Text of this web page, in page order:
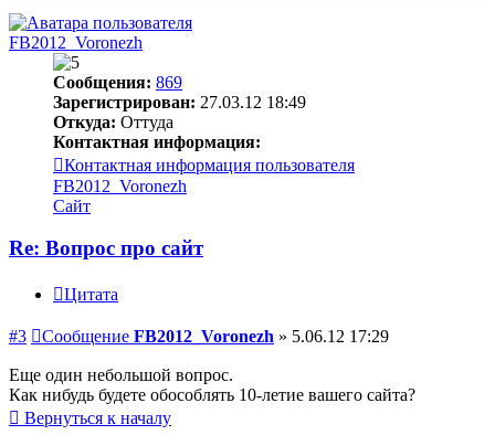
FB2012_Voronezh
Сообщения: 869
Зарегистрирован: 27.03.12 18:49
Откуда: Оттуда
Контактная информация:
Контактная информация пользователя
FB2012_Voronezh
Сайт
Re: Вопрос про сайт
Цитата
#3 Сообщение FB2012_Voronezh » 5.06.12 17:29
Еще один небольшой вопрос.
Как нибудь будете обособлять 10-летие вашего сайта?
Вернуться к началу